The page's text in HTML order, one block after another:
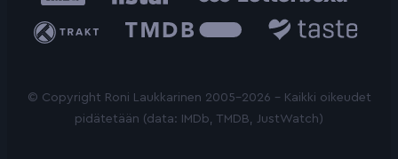
IMDb Listal
Trakt
Database
© Copyright Roni Laukkarinen 2005-2026 - Kaikki oikeudet
pidätetään (data: IMDb, TMDB, JustWatch)